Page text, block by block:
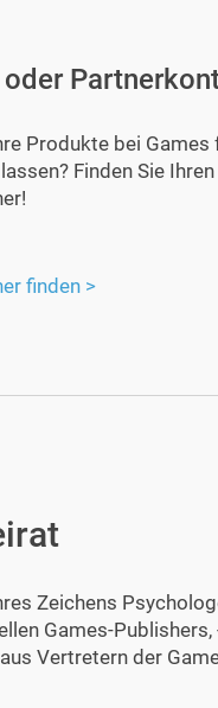
Produkte bei Games
Finden Sie
finden >
Zeichens
Games-Publishers,
Vertretern der